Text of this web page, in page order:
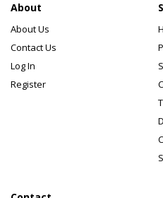
About
About Us
Contact Us
Log In
Register